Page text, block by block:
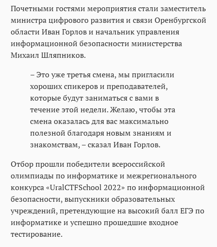
Почетными гостями мероприятия стали заместитель
министра цифрового развития и связи Оренбургской
области Иван Горлов и начальник управления
информационной безопасности министерства
Михаил Шляпников.
– Это уже третья смена, мы пригласили
хороших спикеров и преподавателей,
которые будут заниматься с вами в
течение этой недели. Желаю, чтобы эта
смена оказалась для вас максимально
полезной благодаря новым знаниям и
знакомствам, – сказал Иван Горлов.
Отбор прошли победители всероссийской
олимпиады по информатике и межрегионального
конкурса «UralCTFSchool 2022» по информационной
безопасности, выпускники образовательных
учреждений, претендующие на высокий балл ЕГЭ по
информатике и успешно прошедшие входное
тестирование.